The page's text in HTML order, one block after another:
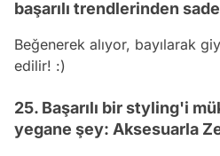
başarılı trendlerinden
Beğenerek alıyor, bayılarak
edilir! :)
25. Başarılı bir styling'i
yegane şey: Aksesuarla